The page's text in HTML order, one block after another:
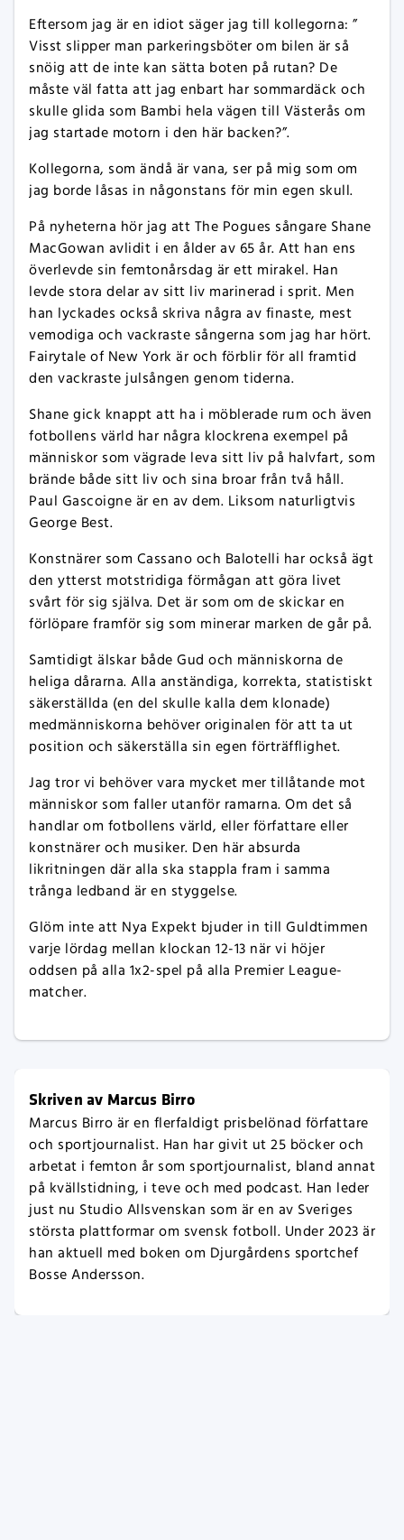
Eftersom jag är en idiot säger jag till kollegorna: ”
Visst slipper man parkeringsböter om bilen är så
snöig att de inte kan sätta boten på rutan? De
måste väl fatta att jag enbart har sommardäck och
skulle glida som Bambi hela vägen till Västerås om
jag startade motorn i den här backen?”.
Kollegorna, som ändå är vana, ser på mig som om
jag borde låsas in någonstans för min egen skull.
På nyheterna hör jag att The Pogues sångare Shane
MacGowan avlidit i en ålder av 65 år. Att han ens
överlevde sin femtonårsdag är ett mirakel. Han
levde stora delar av sitt liv marinerad i sprit. Men
han lyckades också skriva några av finaste, mest
vemodiga och vackraste sångerna som jag har hört.
Fairytale of New York är och förblir för all framtid
den vackraste julsången genom tiderna.
Shane gick knappt att ha i möblerade rum och även
fotbollens värld har några klockrena exempel på
människor som vägrade leva sitt liv på halvfart, som
brände både sitt liv och sina broar från två håll.
Paul Gascoigne är en av dem. Liksom naturligtvis
George Best.
Konstnärer som Cassano och Balotelli har också ägt
den ytterst motstridiga förmågan att göra livet
svårt för sig själva. Det är som om de skickar en
förlöpare framför sig som minerar marken de går på.
Samtidigt älskar både Gud och människorna de
heliga dårarna. Alla anständiga, korrekta, statistiskt
säkerställda (en del skulle kalla dem klonade)
medmänniskorna behöver originalen för att ta ut
position och säkerställa sin egen förträfflighet.
Jag tror vi behöver vara mycket mer tillåtande mot
människor som faller utanför ramarna. Om det så
handlar om fotbollens värld, eller författare eller
konstnärer och musiker. Den här absurda
likritningen där alla ska stappla fram i samma
trånga ledband är en styggelse.
Glöm inte att Nya Expekt bjuder in till Guldtimmen
varje lördag mellan klockan 12-13 när vi höjer
oddsen på alla 1x2-spel på alla Premier League-
matcher.
Skriven av Marcus Birro
Marcus Birro är en flerfaldigt prisbelönad författare
och sportjournalist. Han har givit ut 25 böcker och
arbetat i femton år som sportjournalist, bland annat
på kvällstidning, i teve och med podcast. Han leder
just nu Studio Allsvenskan som är en av Sveriges
största plattformar om svensk fotboll. Under 2023 är
han aktuell med boken om Djurgårdens sportchef
Bosse Andersson.